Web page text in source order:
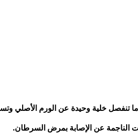
تنفصل خلية وحيدة عن الورم الأصلي
الناجمة عن الإصابة بمرض السرطان.